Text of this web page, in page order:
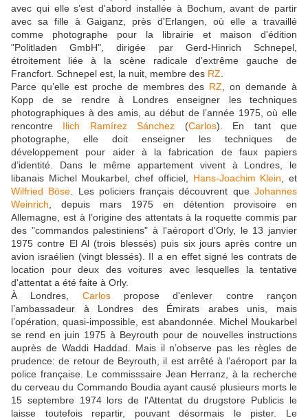
avec qui elle s’est d'abord installée à Bochum, avant de partir
avec sa fille à Gaiganz, près d'Erlangen, où elle a travaillé
comme photographe pour la librairie et maison d'édition
"Politladen GmbH", dirigée par Gerd-Hinrich Schnepel,
étroitement liée à la scène radicale d'extrême gauche de
Francfort. Schnepel est, la nuit, membre des RZ.
Parce qu’elle est proche de membres des RZ, on demande à
Kopp de se rendre à Londres enseigner les techniques
photographiques à des amis, au début de l’année 1975, où elle
rencontre Ilich Ramírez Sánchez (Carlos). En tant que
photographe, elle doit enseigner les techniques de
développement pour aider à la fabrication de faux papiers
d’identité. Dans le même appartement vivent à Londres, le
libanais Michel Moukarbel, chef officiel, Hans-Joachim Klein, et
Wilfried Böse. Les policiers français découvrent queJohannes
Weinrich, depuis mars 1975 en détention provisoire en
Allemagne, est à l’origine des attentats à la roquette commis par
des "commandos palestiniens" à l'aéroport d'Orly, le 13 janvier
1975 contre El Al (trois blessés) puis six jours après contre un
avion israélien (vingt blessés). Il a en effet signé les contrats de
location pour deux des voitures avec lesquelles la tentative
d'attentat a été faite à Orly.
À Londres, Carlospropose d'enlever contre rançon
l’ambassadeur à Londres des Émirats arabes unis, mais
l’opération, quasi-impossible, est abandonnée. Michel Moukarbel
se rend en juin 1975 à Beyrouth pour de nouvelles instructions
auprès de Waddi Haddad. Mais il n’observe pas les règles de
prudence: de retour de Beyrouth, il est arrêté à l’aéroport par la
police française. Le commisssaire Jean Herranz, à la recherche
du cerveau du Commando Boudia ayant causé plusieurs morts le
15 septembre 1974 lors de l'Attentat du drugstore Publicis le
laisse toutefois repartir, pouvant désormais le pister. Le